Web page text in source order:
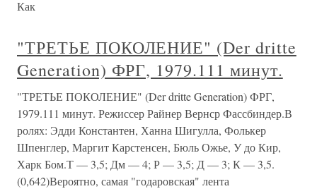
Как
"ТРЕТЬЕ ПОКОЛЕНИЕ" (Der dritte
Generation) ФРГ, 1979.111 минут.
"ТРЕТЬЕ ПОКОЛЕНИЕ" (Der dritte Generation) ФРГ,
1979.111 минут. Режиссер Райнер Вернср Фассбиндер.В
ролях: Эдди Константен, Ханна Шигулла, Фолькер
Шпенглер, Маргит Карстенсен, Бюль Ожье, У до Кир,
Харк Бом.Т — 3,5; Дм — 4; Р — 3,5; Д — 3; К — 3,5.
(0,642)Вероятно, самая "годаровская" лента